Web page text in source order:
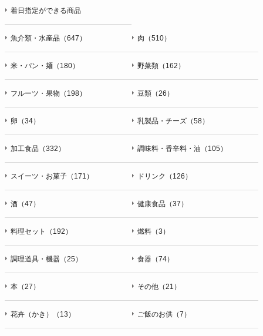
着日指定ができる商品
魚介類・水産品（647） 肉（510）
米・パン・麺（180） 野菜類（162）
フルーツ・果物（198） 豆類（26）
卵（34） 乳製品・チーズ（58）
加工食品（332） 調味料・香辛料・油（105）
スイーツ・お菓子（171） ドリンク（126）
酒（47） 健康食品（37）
料理セット（192） 燃料（3）
調理道具・機器（25） 食器（74）
本（27） その他（21）
花卉（かき）（13） ご飯のお供（7）